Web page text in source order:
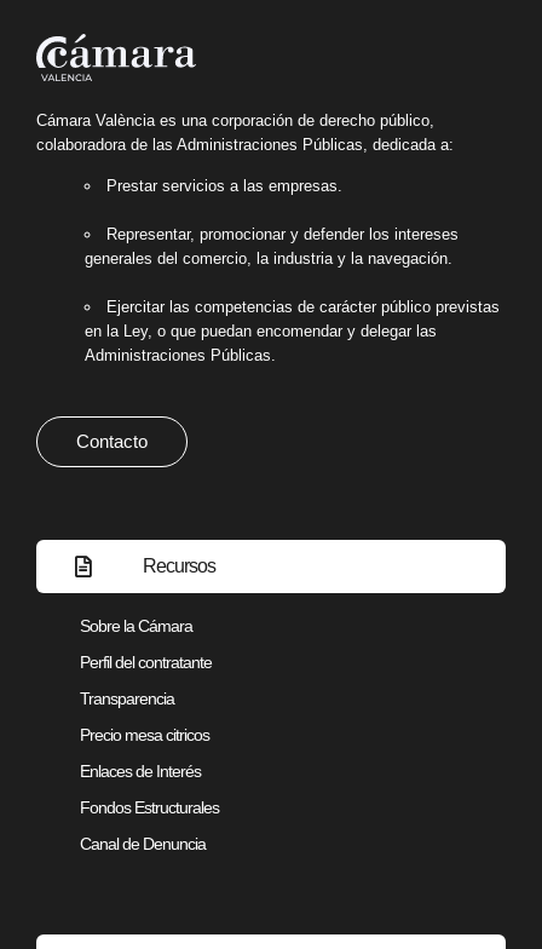
Cámara València es una corporación de derecho público,
colaboradora de las Administraciones Públicas, dedicada a:
Prestar servicios a las empresas.
Representar, promocionar y defender los intereses
generales del comercio, la industria y la navegación.
Ejercitar las competencias de carácter público previstas
en la Ley, o que puedan encomendar y delegar las
Administraciones Públicas.
Contacto
Recursos
Sobre la Cámara
Perfil del contratante
Transparencia
Precio mesa citricos
Enlaces de Interés
Fondos Estructurales
Canal de Denuncia